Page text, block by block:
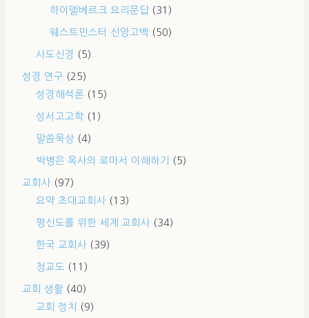
하이델베르크 요리문답(31)
웨스트민스터 신앙고백 (50)
사도신경 (5)
성경 연구 (25)
성경해석론 (15)
성서고고학 (1)
말씀묵상 (4)
박병은 목사의 로마서 이해하기 (5)
교회사 (97)
요약 초대교회사 (13)
평신도를 위한 세계 교회사 (34)
한국 교회사 (39)
청교도 (11)
교회 생활 (40)
교회 정치
(9)